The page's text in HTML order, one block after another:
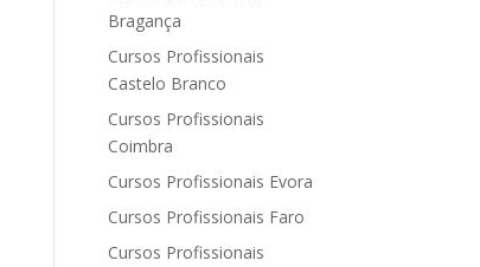
Bragança
Cursos Profissionais
Castelo Branco
Cursos Profissionais
Coimbra
Cursos Profissionais Evora
Cursos Profissionais Faro
Cursos Profissionais